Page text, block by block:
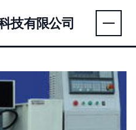
技有限公司